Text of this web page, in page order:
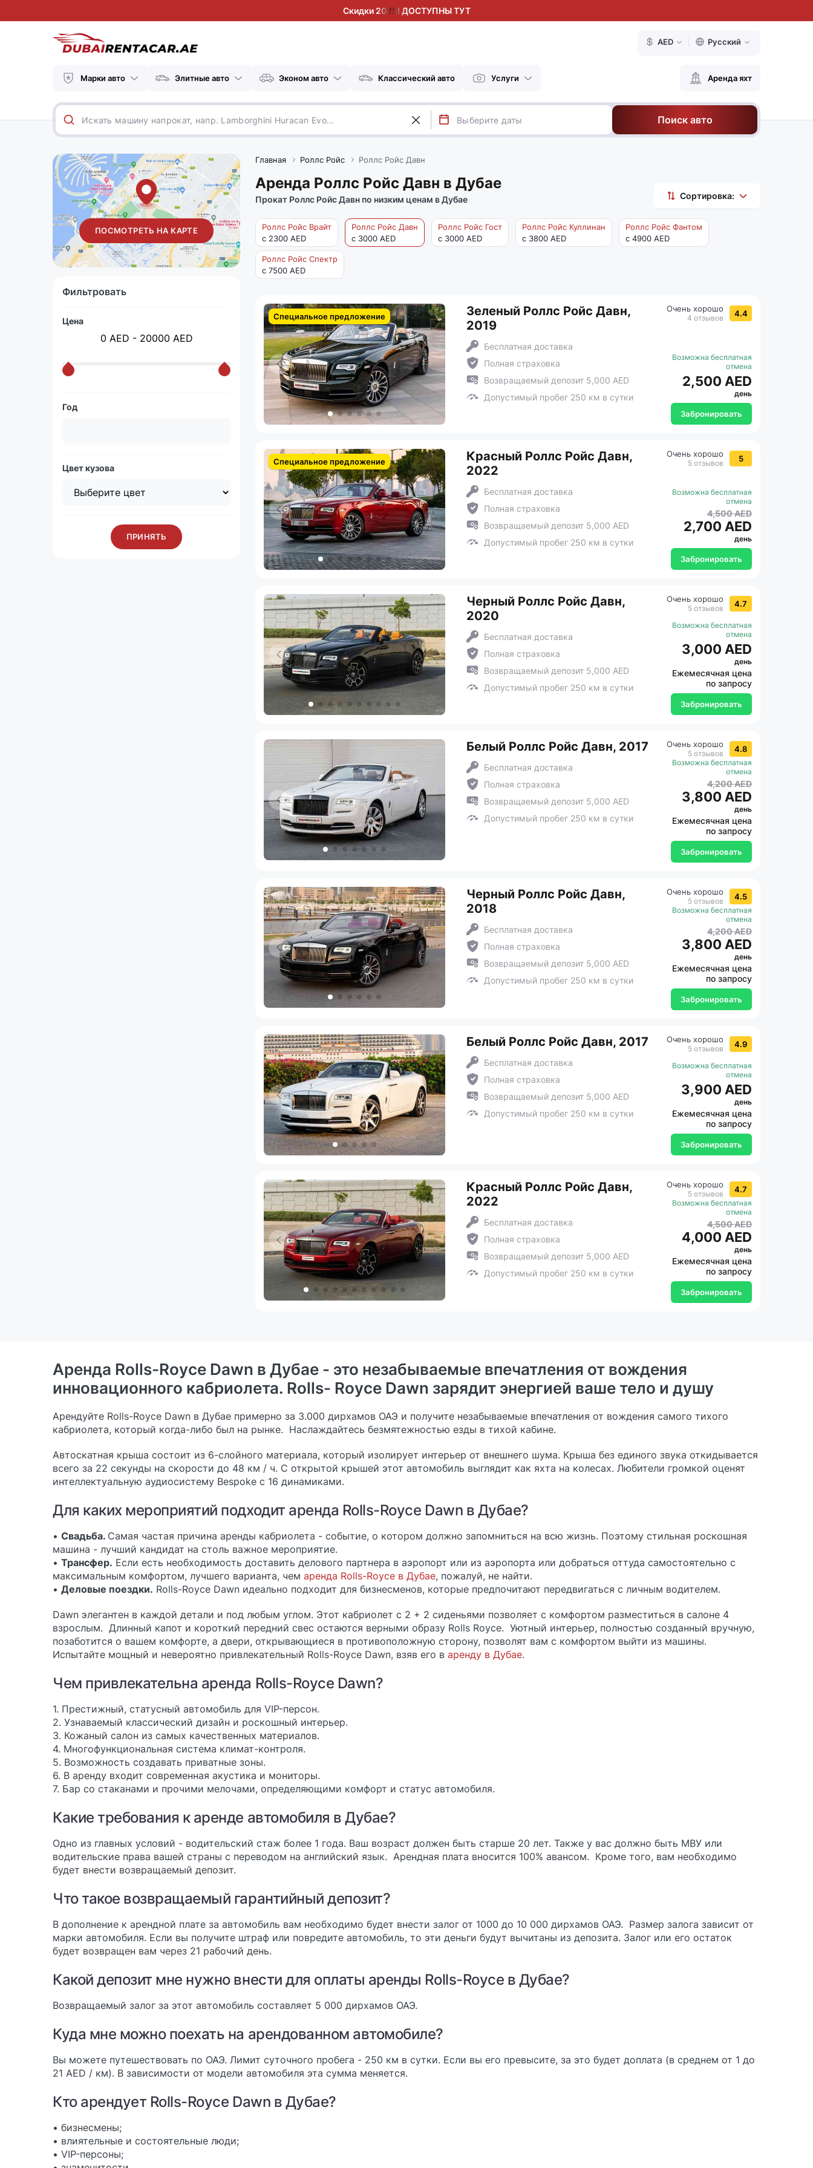
Скидки 2025! ДОСТУПНЫ ТУТ
AED Русский
Марки авто Элитные авто Эконом авто Классический авто Услуги Аренда яхт
Поиск авто
ПОСМОТРЕТЬ НА КАРТЕ
Фильтровать
Цена
0 AED - 20000 AED
Год
Цвет кузова
ПРИНЯТЬ
Главная Роллс Ройс Роллс Ройс Давн
Аренда Роллс Ройс Давн в Дубае
Прокат Роллс Ройс Давн по низким ценам в Дубае Сортировка:
Роллс Ройс Врайт
с 2300 AED
Роллс Ройс Давн
с 3000 AED
Роллс Ройс Гост
с 3000 AED
Роллс Ройс Куллинан
с 3800 AED
Роллс Ройс Фантом
с 4900 AED
Роллс Ройс Спектр
с 7500 AED
Специальное предложение
Зеленый Роллс Ройс Давн,
2019
Бесплатная доставка
Полная страховка
Возвращаемый депозит 5,000 AED
Допустимый пробег 250 км в сутки
Очень хорошо
4 отзывов 4.4
Возможна бесплатная
отмена
2,500 AED
день
Забронировать
Специальное предложение
Красный Роллс Ройс Давн,
2022
Бесплатная доставка
Полная страховка
Возвращаемый депозит 5,000 AED
Допустимый пробег 250 км в сутки
Очень хорошо
5 отзывов 5
Возможна бесплатная
отмена
4,500 AED
2,700 AED
день
Забронировать
Черный Роллс Ройс Давн,
2020
Бесплатная доставка
Полная страховка
Возвращаемый депозит 5,000 AED
Допустимый пробег 250 км в сутки
Очень хорошо
5 отзывов 4.7
Возможна бесплатная
отмена
3,000 AED
день
Ежемесячная цена
по запросу
Забронировать
Белый Роллс Ройс Давн, 2017
Бесплатная доставка
Полная страховка
Возвращаемый депозит 5,000 AED
Допустимый пробег 250 км в сутки
Очень хорошо
5 отзывов 4.8
Возможна бесплатная
отмена
4,200 AED
3,800 AED
день
Ежемесячная цена
по запросу
Забронировать
Черный Роллс Ройс Давн,
2018
Бесплатная доставка
Полная страховка
Возвращаемый депозит 5,000 AED
Допустимый пробег 250 км в сутки
Очень хорошо
5 отзывов 4.5
Возможна бесплатная
отмена
4,200 AED
3,800 AED
день
Ежемесячная цена
по запросу
Забронировать
Белый Роллс Ройс Давн, 2017
Бесплатная доставка
Полная страховка
Возвращаемый депозит 5,000 AED
Допустимый пробег 250 км в сутки
Очень хорошо
5 отзывов 4.9
Возможна бесплатная
отмена
3,900 AED
день
Ежемесячная цена
по запросу
Забронировать
Красный Роллс Ройс Давн,
2022
Бесплатная доставка
Полная страховка
Возвращаемый депозит 5,000 AED
Допустимый пробег 250 км в сутки
Очень хорошо
5 отзывов 4.7
Возможна бесплатная
отмена
4,500 AED
4,000 AED
день
Ежемесячная цена
по запросу
Забронировать
Аренда Rolls-Royce Dawn в Дубае - это незабываемые впечатления от вождения
инновационного кабриолета. Rolls- Royce Dawn зарядит энергией ваше тело и душу
Арендуйте Rolls-Royce Dawn в Дубае примерно за 3.000 дирхамов ОАЭ и получите незабываемые впечатления от вождения самого тихого
кабриолета, который когда-либо был на рынке. Наслаждайтесь безмятежностью езды в тихой кабине.
Автоскатная крыша состоит из 6-слойного материала, который изолирует интерьер от внешнего шума. Крыша без единого звука откидывается
всего за 22 секунды на скорости до 48 км / ч. С открытой крышей этот автомобиль выглядит как яхта на колесах. Любители громкой оценят
интеллектуальную аудиосистему Bespoke с 16 динамиками.
Для каких мероприятий подходит аренда Rolls-Royce Dawn в Дубае?
• Свадьба. Самая частая причина аренды кабриолета - событие, о котором должно запомниться на всю жизнь. Поэтому стильная роскошная
машина - лучший кандидат на столь важное мероприятие.
• Трансфер. Если есть необходимость доставить делового партнера в аэропорт или из аэропорта или добраться оттуда самостоятельно с
максимальным комфортом, лучшего варианта, чем аренда Rolls-Royce в Дубае, пожалуй, не найти.
• Деловые поездки. Rolls-Royce Dawn идеально подходит для бизнесменов, которые предпочитают передвигаться с личным водителем.
Dawn элегантен в каждой детали и под любым углом. Этот кабриолет с 2 + 2 сиденьями позволяет с комфортом разместиться в салоне 4
взрослым. Длинный капот и короткий передний свес остаются верными образу Rolls Royce. Уютный интерьер, полностью созданный вручную,
позаботится о вашем комфорте, а двери, открывающиеся в противоположную сторону, позволят вам с комфортом выйти из машины.
Испытайте мощный и невероятно привлекательный Rolls-Royce Dawn, взяв его в аренду в Дубае.
Чем привлекательна аренда Rolls-Royce Dawn?
1. Престижный, статусный автомобиль для VIP-персон.
2. Узнаваемый классический дизайн и роскошный интерьер.
3. Кожаный салон из самых качественных материалов.
4. Многофункциональная система климат-контроля.
5. Возможность создавать приватные зоны.
6. В аренду входит современная акустика и мониторы.
7. Бар со стаканами и прочими мелочами, определяющими комфорт и статус автомобиля.
Какие требования к аренде автомобиля в Дубае?
Одно из главных условий - водительский стаж более 1 года. Ваш возраст должен быть старше 20 лет. Также у вас должно быть МВУ или
водительские права вашей страны с переводом на английский язык. Арендная плата вносится 100% авансом. Кроме того, вам необходимо
будет внести возвращаемый депозит.
Что такое возвращаемый гарантийный депозит?
В дополнение к арендной плате за автомобиль вам необходимо будет внести залог от 1000 до 10 000 дирхамов ОАЭ. Размер залога зависит от
марки автомобиля. Если вы получите штраф или повредите автомобиль, то эти деньги будут вычитаны из депозита. Залог или его остаток
будет возвращен вам через 21 рабочий день.
Какой депозит мне нужно внести для оплаты аренды Rolls-Royce в Дубае?
Возвращаемый залог за этот автомобиль составляет 5 000 дирхамов ОАЭ.
Куда мне можно поехать на арендованном автомобиле?
Вы можете путешествовать по ОАЭ. Лимит суточного пробега - 250 км в сутки. Если вы его превысите, за это будет доплата (в среднем от 1 до
21 AED / км). В зависимости от модели автомобиля эта сумма меняется.
Кто арендует Rolls-Royce Dawn в Дубае?
• бизнесмены;
• влиятельные и состоятельные люди;
• VIP-персоны;